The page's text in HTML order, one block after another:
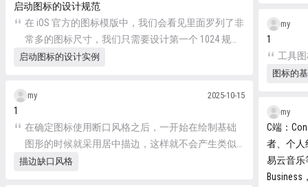
启动图标的设计规范
在 iOS 官方的图标模版中，我们会看见里面罗列了非
常多的图标尺寸，我们只需要设计第一个 1024 规格
的，将这个图标置入到 PS 的智能对象，或者 Sketch
启动图标的设计实例
my 2025-10-15
1
在确定图标使用断口风格之后，一开始在绘制基础
图形的时候就采用居中描边，这样就不会产生类似
的问题。删完锚点之后，再把端点改为圆角端点便
描边缺口风格
my
1
工具
图标的
my
C端：
者、个人
易云音乐等。 B端：B端，代表企